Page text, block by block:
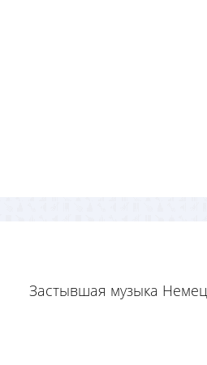
Застывшая музыка